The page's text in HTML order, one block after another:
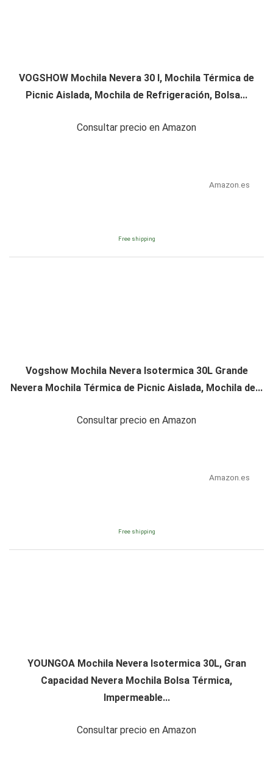
VOGSHOW Mochila Nevera 30 l, Mochila Térmica de
Picnic Aislada, Mochila de Refrigeración, Bolsa...
Consultar precio en Amazon
Amazon.es
Free shipping
Vogshow Mochila Nevera Isotermica 30L Grande
Nevera Mochila Térmica de Picnic Aislada, Mochila de...
Consultar precio en Amazon
Amazon.es
Free shipping
YOUNGOA Mochila Nevera Isotermica 30L, Gran
Capacidad Nevera Mochila Bolsa Térmica,
Impermeable...
Consultar precio en Amazon